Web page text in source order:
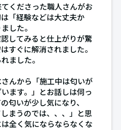
くださった職人さんがお
「経験などは大丈夫か
した。
してみると仕上がりが驚
すぐに解消されました。
ました。
んから「施工中は匂いが
ます。」とお話しは伺っ
匂いが少し気になり、
まうのでは、、、」と思
全く気にならならなくな